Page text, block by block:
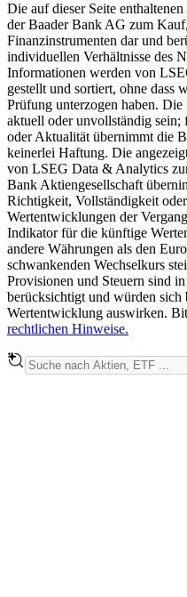
Die auf dieser Seite
der Baader Bank AG zum
Finanzinstrumenten dar und
individuellen Verhältnisse des
Informationen werden von
gestellt und sortiert, ohne dass
Prüfung unterzogen haben.
aktuell oder unvollständig
oder Aktualität übernimmt die
keinerlei Haftung. Die
von LSEG Data & Analytics
Bank Aktiengesellschaft
Richtigkeit, Vollständigkeit
Wertentwicklungen der
Indikator für die künftige
andere Währungen als den
schwankenden Wechselkurs
Provisionen und Steuern sind
berücksichtigt und würden
Wertentwicklung auswirken.
rechtlichen Hinweise.